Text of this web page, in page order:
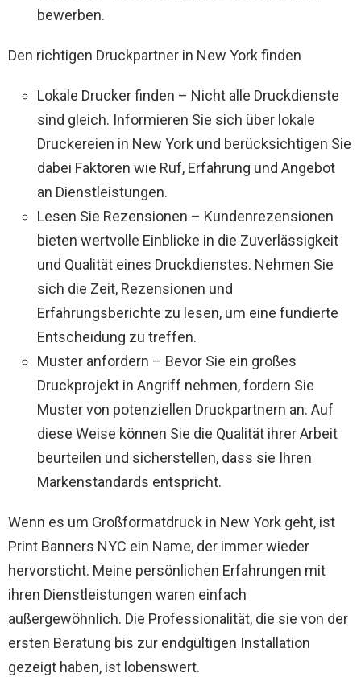
bewerben.
Den richtigen Druckpartner in New York finden
Lokale Drucker finden – Nicht alle Druckdienste
sind gleich. Informieren Sie sich über lokale
Druckereien in New York und berücksichtigen Sie
dabei Faktoren wie Ruf, Erfahrung und Angebot
an Dienstleistungen.
Lesen Sie Rezensionen – Kundenrezensionen
bieten wertvolle Einblicke in die Zuverlässigkeit
und Qualität eines Druckdienstes. Nehmen Sie
sich die Zeit, Rezensionen und
Erfahrungsberichte zu lesen, um eine fundierte
Entscheidung zu treffen.
Muster anfordern – Bevor Sie ein großes
Druckprojekt in Angriff nehmen, fordern Sie
Muster von potenziellen Druckpartnern an. Auf
diese Weise können Sie die Qualität ihrer Arbeit
beurteilen und sicherstellen, dass sie Ihren
Markenstandards entspricht.
Wenn es um Großformatdruck in New York geht, ist
Print Banners NYC ein Name, der immer wieder
hervorsticht. Meine persönlichen Erfahrungen mit
ihren Dienstleistungen waren einfach
außergewöhnlich. Die Professionalität, die sie von der
ersten Beratung bis zur endgültigen Installation
gezeigt haben, ist lobenswert.